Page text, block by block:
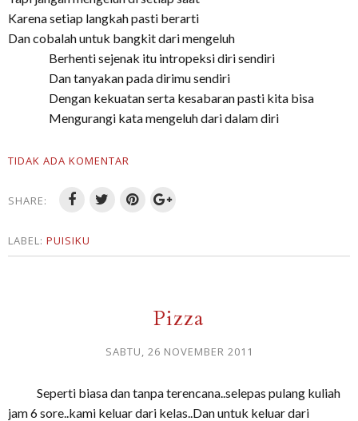
Karena setiap langkah pasti berarti
Dan cobalah untuk bangkit dari mengeluh
Berhenti sejenak itu intropeksi diri sendiri
Dan tanyakan pada dirimu sendiri
Dengan kekuatan serta kesabaran pasti kita bisa
Mengurangi kata mengeluh dari dalam diri
TIDAK ADA KOMENTAR
SHARE:
LABEL: PUISIKU
Pizza
SABTU, 26 NOVEMBER 2011
Seperti biasa dan tanpa terencana..selepas pulang kuliah
jam 6 sore..kami keluar dari kelas..Dan untuk keluar dari